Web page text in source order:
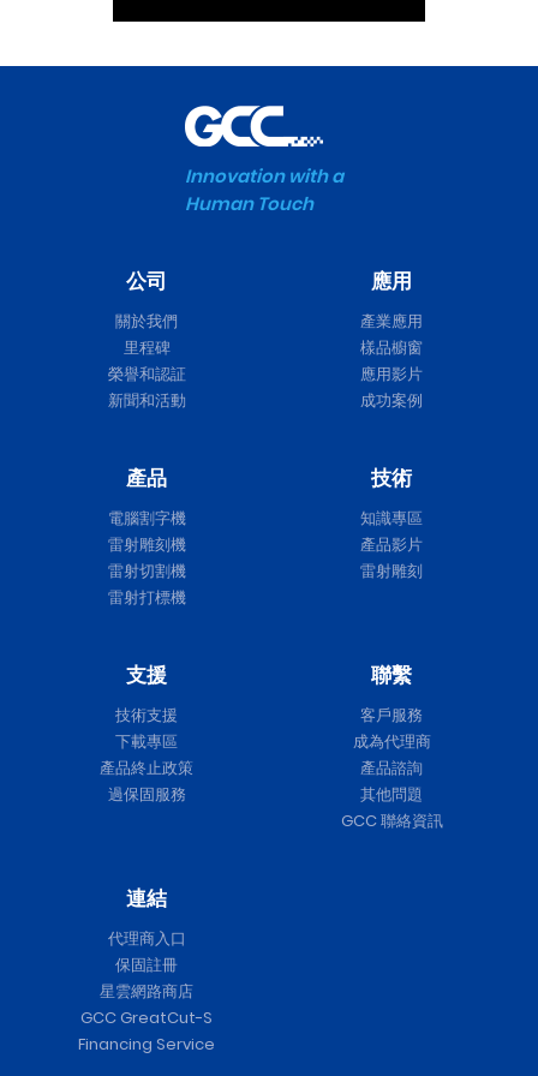
Innovation with a
Human Touch
公司
關於我們
里程碑
榮譽和認証
新聞和活動
應用
產業應用
樣品櫥窗
應用影片
成功案例
產品
電腦割字機
雷射雕刻機
雷射切割機
雷射打標機
技術
知識專區
產品影片
雷射雕刻
支援
技術支援
下載專區
產品終止政策
過保固服務
聯繫
客戶服務
成為代理商
產品諮詢
其他問題
GCC 聯絡資訊
連結
代理商入口
保固註冊
星雲網路商店
GCC GreatCut-S
Financing Service